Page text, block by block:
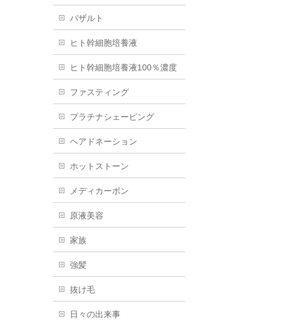
バザルト
ヒト幹細胞培養液
ヒト幹細胞培養液100％濃度
ファスティング
プラチナシェービング
ヘアドネーション
ホットストーン
メディカーボン
原液美容
家族
強髪
抜け毛
日々の出来事